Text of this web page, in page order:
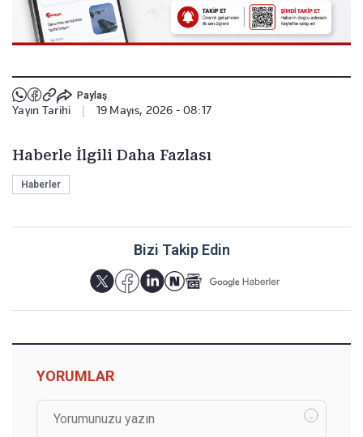
Paylaş
Yayın Tarihi 19 Mayıs, 2026 - 08:17
Haberle İlgili Daha Fazlası
Haberler
Bizi Takip Edin
YORUMLAR